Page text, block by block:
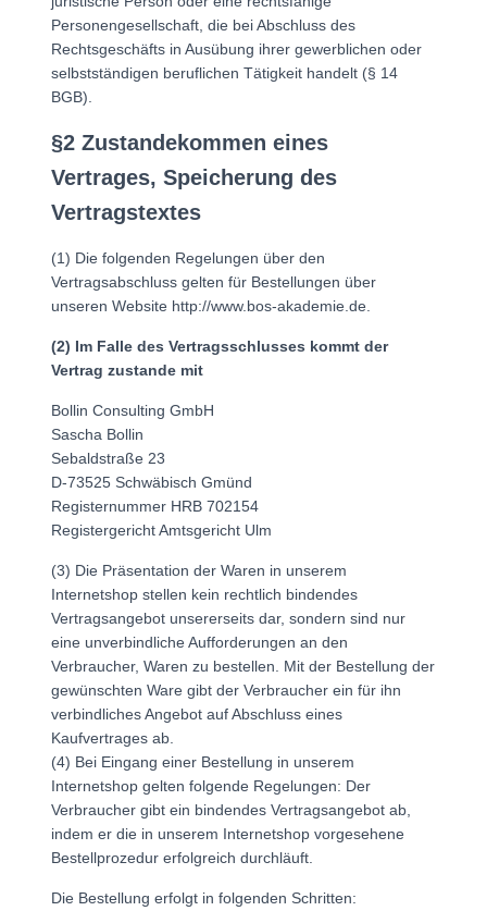
Personengesellschaft, die bei Abschluss des
Rechtsgeschäfts in Ausübung ihrer gewerblichen oder
selbstständigen beruflichen Tätigkeit handelt (§ 14
BGB).
§2 Zustandekommen eines
Vertrages, Speicherung des
Vertragstextes
(1) Die folgenden Regelungen über den
Vertragsabschluss gelten für Bestellungen über
unseren Website http://www.bos-akademie.de.
(2) Im Falle des Vertragsschlusses kommt der
Vertrag zustande mit
Bollin Consulting GmbH
Sascha Bollin
Sebaldstraße 23
D-73525 Schwäbisch Gmünd
Registernummer HRB 702154
Registergericht Amtsgericht Ulm
(3) Die Präsentation der Waren in unserem
Internetshop stellen kein rechtlich bindendes
Vertragsangebot unsererseits dar, sondern sind nur
eine unverbindliche Aufforderungen an den
Verbraucher, Waren zu bestellen. Mit der Bestellung der
gewünschten Ware gibt der Verbraucher ein für ihn
verbindliches Angebot auf Abschluss eines
Kaufvertrages ab.
(4) Bei Eingang einer Bestellung in unserem
Internetshop gelten folgende Regelungen: Der
Verbraucher gibt ein bindendes Vertragsangebot ab,
indem er die in unserem Internetshop vorgesehene
Bestellprozedur erfolgreich durchläuft.
Die Bestellung erfolgt in folgenden Schritten: